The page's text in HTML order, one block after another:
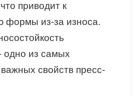
приводит к
формы из-за износа.
одно из самых
свойств пресс-